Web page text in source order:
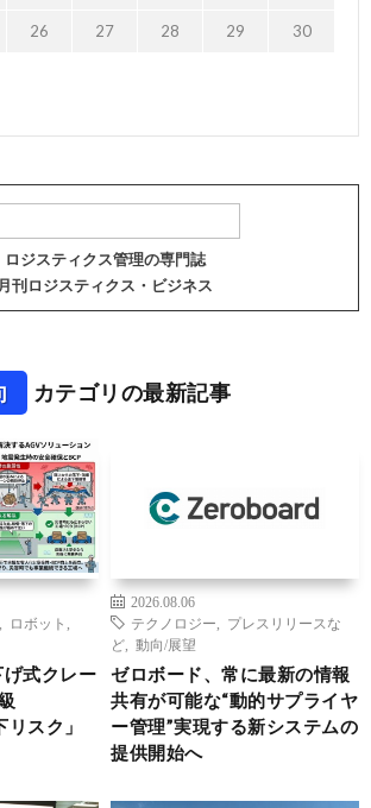
26 27 28 29 30
ロジスティクス管理の専門誌
月刊ロジスティクス・ビジネス
カテゴリの最新記事
ロボット
式クレー
スク」
2026.08.06
テクノロジー
プレスリリースな
ど
動向/展望
ゼロボード、常に最新の情報
共有が可能な“動的サプライヤ
ー管理”実現する新システムの
提供開始へ